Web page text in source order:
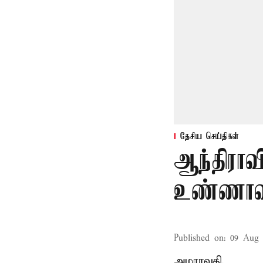
தேசிய செய்திகள்
Published on: 09 Aug